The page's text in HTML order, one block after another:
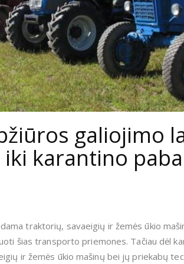
galiojimo
karantino
traktorių, savaeigių ir žemės ūkio
šias transporto priemones. Tačiau dėl
ir žemės ūkio mašinų bei jų priekabų